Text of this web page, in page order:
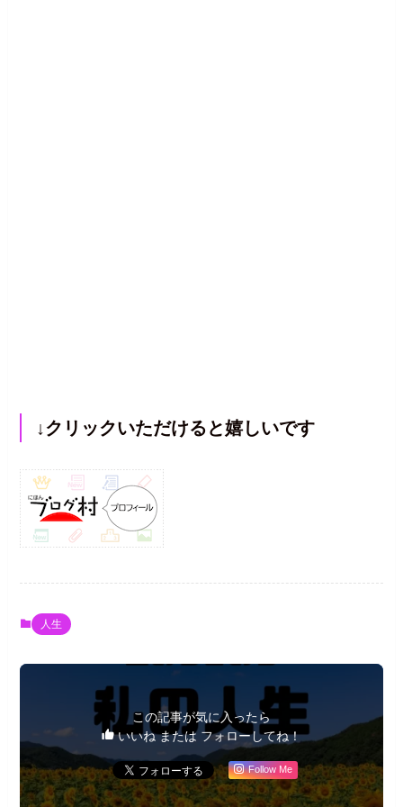
↓クリックいただけると嬉しいです
人生
この記事が気に入ったら
いいね または フォローしてね！
Follow Me